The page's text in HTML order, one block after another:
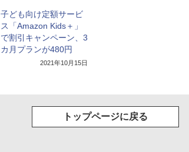
子ども向け定額サービ
ス「Amazon Kids＋」
で割引キャンペーン、3
カ月プランが480円
2021年10月15日
トップページに戻る